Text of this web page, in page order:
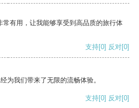
常有用，让我能够享受到高品质的旅行体
支持[0] 反对[0]
为我们带来了无限的流畅体验。
支持[0] 反对[0]